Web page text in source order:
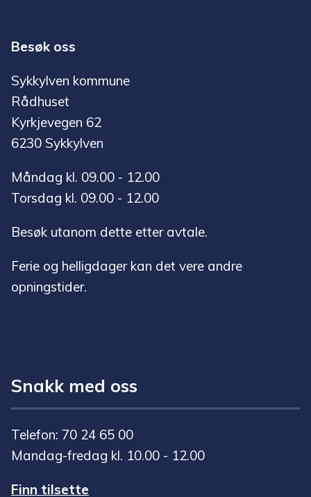
Besøk oss
Sykkylven kommune
Rådhuset
Kyrkjevegen 62
6230 Sykkylven
Måndag kl. 09.00 - 12.00
Torsdag kl. 09.00 - 12.00
Besøk utanom dette etter avtale.
Ferie og helligdager kan det vere andre
opningstider.
Snakk med oss
Telefon: 70 24 65 00
Mandag-fredag kl. 10.00 - 12.00
Finn tilsette